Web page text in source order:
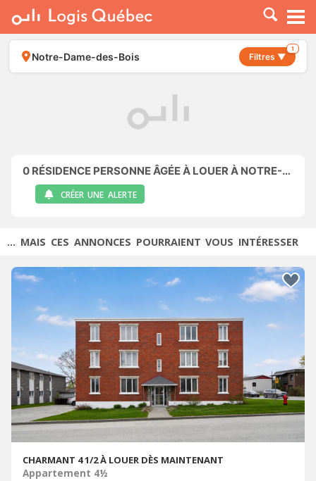
À LOUER
À VENDRE
PLACER UNE ANNONCE
Notre-Dame-des-Bois Filtres ▼
1
0 RÉSIDENCE PERSONNE ÂGÉE À LOUER À NOTRE-DAME-DES-BOIS
CRÉER UNE ALERTE
... MAIS CES ANNONCES POURRAIENT VOUS INTÉRESSER
CHARMANT 4 1/2 À LOUER DÈS MAINTENANT
Appartement 4½